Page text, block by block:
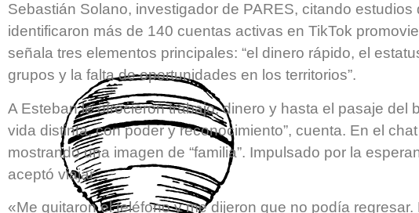
Sebastián Solano, investigador de PARES, citando estudios
identificaron más de 140 cuentas activas en TikTok
señala tres elementos principales: “el dinero rápido, el
grupos y la falta de oportunidades en los territorios”.
A Esteban le ofrecieron trabajo, dinero y hasta el pasaje del
vida distinta, con poder y reconocimiento”, cuenta. En el
mostrando una imagen de “familia”. Impulsado por la
aceptó viajar.
«Me quitaron el teléfono y me dijeron que no podía